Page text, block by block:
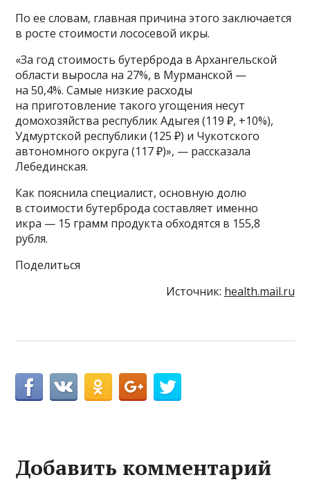
По ее словам, главная причина этого заключается
в росте стоимости лососевой икры.
«За год стоимость бутерброда в Архангельской
области выросла на 27%, в Мурманской —
на 50,4%. Самые низкие расходы
на приготовление такого угощения несут
домохозяйства республик Адыгея (119 ₽, +10%),
Удмуртской республики (125 ₽) и Чукотского
автономного округа (117 ₽)», — рассказала
Лебединская.
Как пояснила специалист, основную долю
в стоимости бутерброда составляет именно
икра — 15 грамм продукта обходятся в 155,8
рубля.
Поделиться
Источник: health.mail.ru
Добавить комментарий